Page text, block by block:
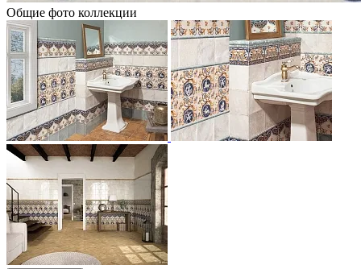
Общие фото коллекции